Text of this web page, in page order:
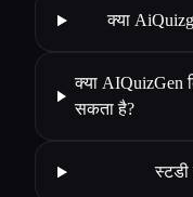
क्या
क्या AIQuizGen
सकता है?